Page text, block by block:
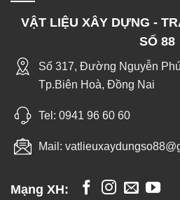
VẬT LIỆU XÂY DỰNG -
SỐ 88
Số 317, Đường Nguyễn
Tp.Biên Hoà, Đồng Nai
Tel: 0941 96 60 60
Mail:
Mạng XH: